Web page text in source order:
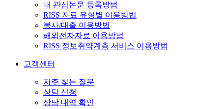
내 관심논문 등록방법
RISS 자료 유형별 이용방법
복사/대출 이용방법
해외전자자료 이용방법
RISS 정보취약계층 서비스 이용방법
고객센터
자주 찾는 질문
상담 신청
상담 내역 확인